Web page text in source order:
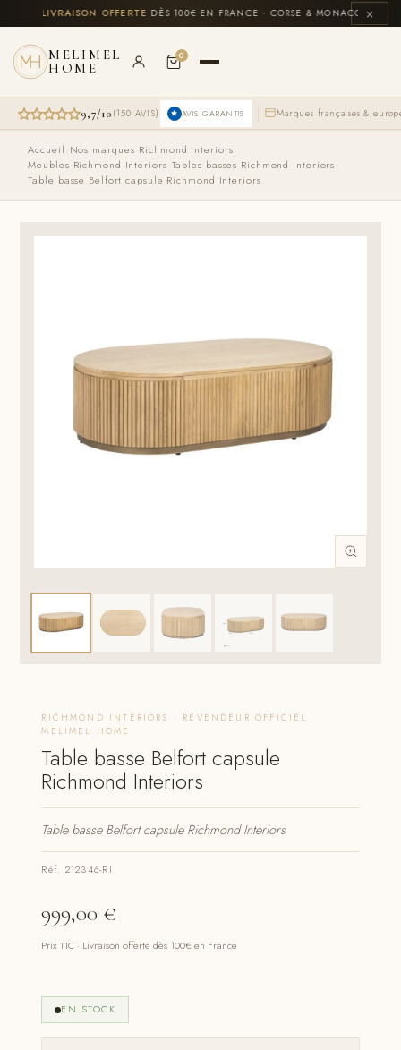
au
contenu
LIVRAISON OFFERTEDÈS 100€ EN FRANCE · CORSE & MONACO INCLUS
×
MELIMEL
HOME
0
9,7/10 (150 AVIS) AVIS GARANTIS Marques françaises &
Accueil Nos marques Richmond Interiors
Meubles Richmond Interiors Tables basses Richmond Interiors
Table basse Belfort capsule Richmond Interiors
RICHMOND INTERIORS · REVENDEUR OFFICIEL
MELIMEL HOME
Table basse Belfort capsule
Richmond Interiors
Table basse Belfort capsule Richmond Interiors
Réf. 212346-RI
999,00 €
Prix TTC · Livraison offerte dès 100€ en France
EN STOCK